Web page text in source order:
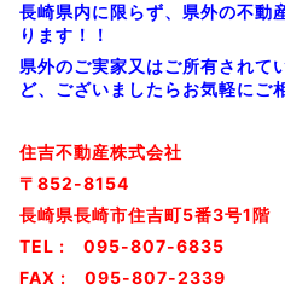
長崎県内に限らず、県外の不動
ります！！
県外のご実家又はご所有されて
ど、ございましたらお気軽にご
住吉不動産株式会社
〒852-8154
長崎県長崎市住吉町5番3号1階
TEL : 095-807-6835
FAX : 095-807-2339